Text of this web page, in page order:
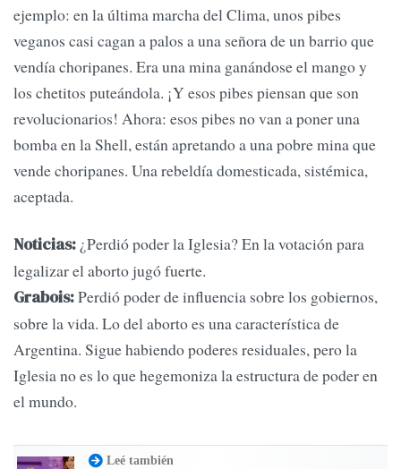
ejemplo: en la última marcha del Clima, unos pibes
veganos casi cagan a palos a una señora de un barrio que
vendía choripanes. Era una mina ganándose el mango y
los chetitos puteándola. ¡Y esos pibes piensan que son
revolucionarios! Ahora: esos pibes no van a poner una
bomba en la Shell, están apretando a una pobre mina que
vende choripanes. Una rebeldía domesticada, sistémica,
aceptada.
Noticias: ¿Perdió poder la Iglesia? En la votación para
legalizar el aborto jugó fuerte.
Grabois:Perdió poder de influencia sobre los gobiernos,
sobre la vida. Lo del aborto es una característica de
Argentina. Sigue habiendo poderes residuales, pero la
Iglesia no es lo que hegemoniza la estructura de poder en
el mundo.
Leé también